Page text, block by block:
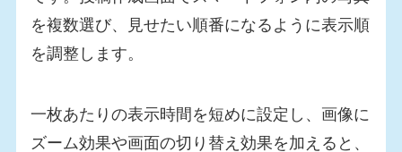
を複数選び、見せたい順番になるように表示順
を調整します。
一枚あたりの表示時間を短めに設定し、画像に
ズーム効果や画面の切り替え効果を加えると、